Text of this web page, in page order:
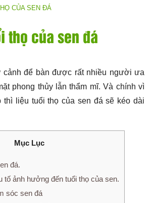
CỦA SEN ĐÁ
thọ của sen đá
cảnh để bàn được rất nhiều người ưa
phong thủy lẫn thẩm mĩ. Và chính vì
thì liệu tuổi thọ của sen đá sẽ kéo dài
Mục Lục
đá.
tố ảnh hưởng đến tuổi thọ của sen.
sóc sen đá